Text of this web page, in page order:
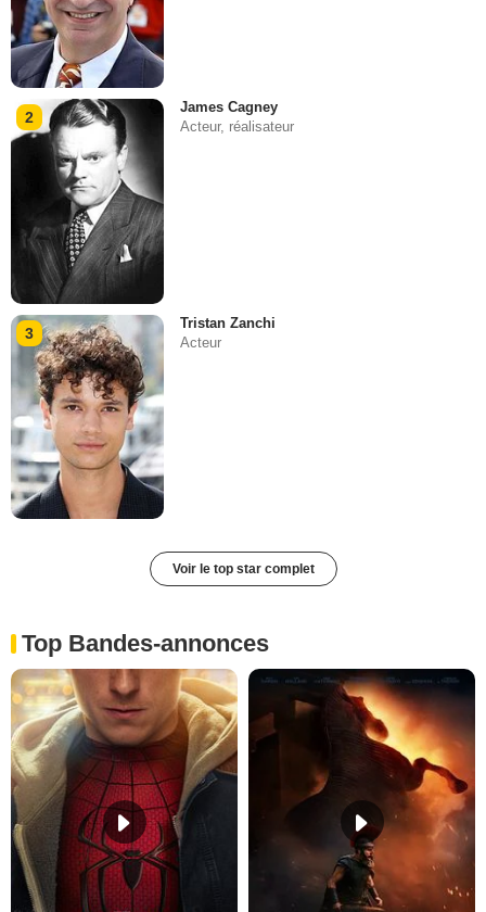
2
James Cagney
Acteur, réalisateur
3
Tristan Zanchi
Acteur
Voir le top star complet
Top Bandes-annonces